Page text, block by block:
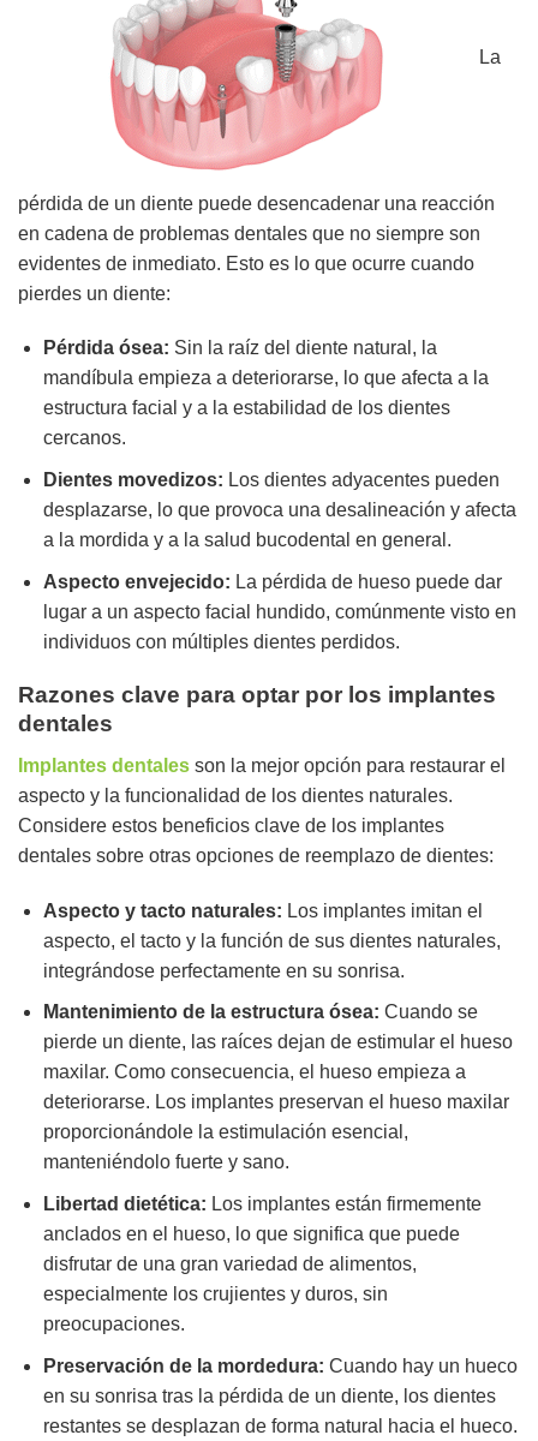
La
pérdida de un diente puede desencadenar una reacción
en cadena de problemas dentales que no siempre son
evidentes de inmediato. Esto es lo que ocurre cuando
pierdes un diente:
Pérdida ósea: Sin la raíz del diente natural, la
mandíbula empieza a deteriorarse, lo que afecta a la
estructura facial y a la estabilidad de los dientes
cercanos.
Dientes movedizos: Los dientes adyacentes pueden
desplazarse, lo que provoca una desalineación y afecta
a la mordida y a la salud bucodental en general.
Aspecto envejecido: La pérdida de hueso puede dar
lugar a un aspecto facial hundido, comúnmente visto en
individuos con múltiples dientes perdidos.
Razones clave para optar por los implantes
dentales
Implantes dentales son la mejor opción para restaurar el
aspecto y la funcionalidad de los dientes naturales.
Considere estos beneficios clave de los implantes
dentales sobre otras opciones de reemplazo de dientes:
Aspecto y tacto naturales: Los implantes imitan el
aspecto, el tacto y la función de sus dientes naturales,
integrándose perfectamente en su sonrisa.
Mantenimiento de la estructura ósea: Cuando se
pierde un diente, las raíces dejan de estimular el hueso
maxilar. Como consecuencia, el hueso empieza a
deteriorarse. Los implantes preservan el hueso maxilar
proporcionándole la estimulación esencial,
manteniéndolo fuerte y sano.
Libertad dietética: Los implantes están firmemente
anclados en el hueso, lo que significa que puede
disfrutar de una gran variedad de alimentos,
especialmente los crujientes y duros, sin
preocupaciones.
Preservación de la mordedura: Cuando hay un hueco
en su sonrisa tras la pérdida de un diente, los dientes
restantes se desplazan de forma natural hacia el hueco.